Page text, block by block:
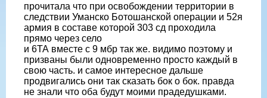
прочитала что при освобождении территории в
следствии Уманско Ботошанской операции и 52я
армия в составе которой 303 сд проходила
прямо через село
и 6ТА вместе с 9 мбр так же. видимо поэтому и
призваны были одновременно просто каждый в
свою часть. и самое интересное дальше
продвигались они так сказать бок о бок. правда
не знали что оба будут моими прадедушками.